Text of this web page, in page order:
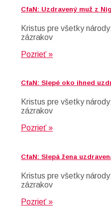
CfaN: Uzdravený muž z
Kristus pre všetky
zázrakov
Pozrieť »
CfaN: Slepé oko ihned
Kristus pre všetky
zázrakov
Pozrieť »
CfaN: Slepá žena
Kristus pre všetky
zázrakov
Pozrieť »